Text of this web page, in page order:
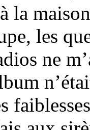
la
les
ne